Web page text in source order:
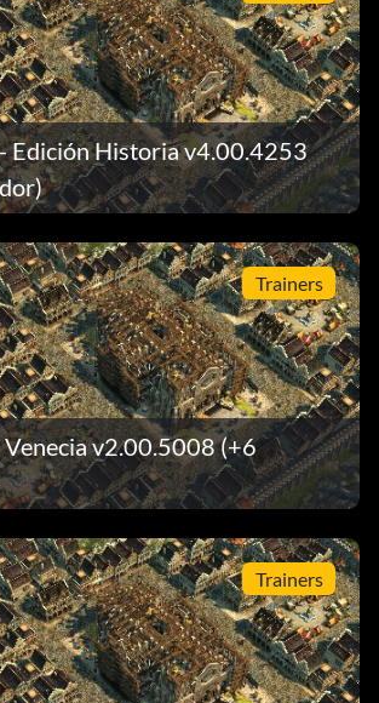
Edición Historia v4.00.4253
Trainers
v2.00.5008 (+6
Trainers